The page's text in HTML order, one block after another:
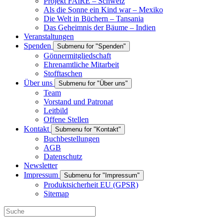
Als die Sonne ein Kind war – Mexiko
Die Welt in Büchern – Tansania
Das Geheimnis der Bäume – Indien
Veranstaltungen
Spenden
Submenu for "Spenden"
Gönnermitgliedschaft
Ehrenamtliche Mitarbeit
Stofftaschen
Über uns
Submenu for "Über uns"
Team
Vorstand und Patronat
Leitbild
Offene Stellen
Kontakt
Submenu for "Kontakt"
Buchbestellungen
AGB
Datenschutz
Newsletter
Impressum
Submenu for "Impressum"
Produktsicherheit EU (GPSR)
Sitemap